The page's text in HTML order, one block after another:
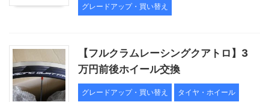
グレードアップ・買い替え
【フルクラムレーシングクアトロ】3
万円前後ホイール交換
グレードアップ・買い替え タイヤ・ホイール